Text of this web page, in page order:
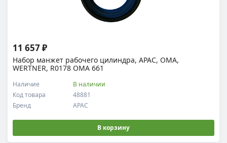
Набор манжет рабочего цилиндра, APAC, OMA,
WERTNER, R0178 OMA 661
Код товара 48881
Наличие В наличии
Бренд APAC
11 657 ₽
В корзину